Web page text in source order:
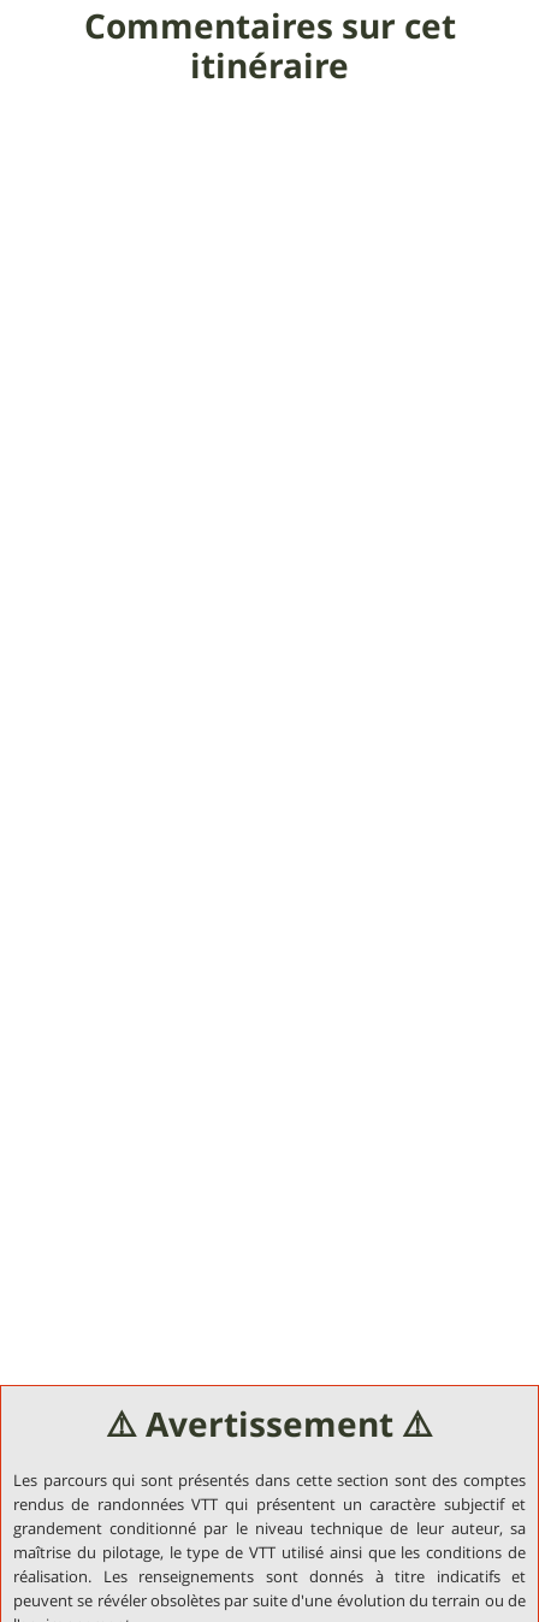
Commentaires sur cet
itinéraire
⚠️ Avertissement ⚠️
Les parcours qui sont présentés dans cette section sont des comptes
rendus de randonnées VTT qui présentent un caractère subjectif et
grandement conditionné par le niveau technique de leur auteur, sa
maîtrise du pilotage, le type de VTT utilisé ainsi que les conditions de
réalisation. Les renseignements sont donnés à titre indicatifs et
peuvent se révéler obsolètes par suite d'une évolution du terrain ou de